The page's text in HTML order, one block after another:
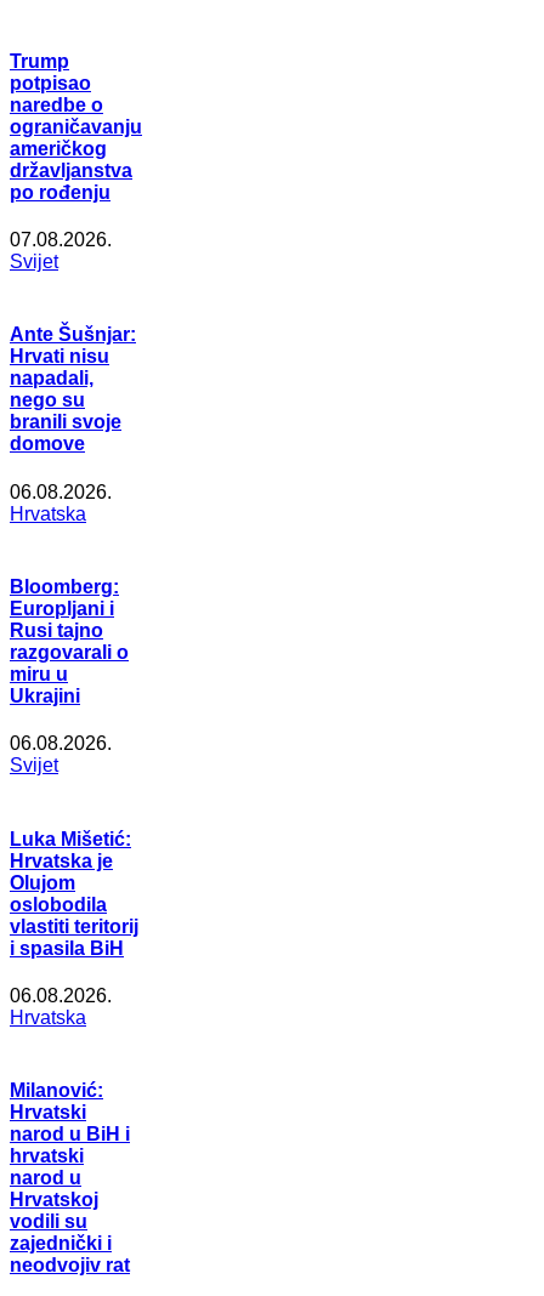
Trump
potpisao
naredbe o
ograničavanju
američkog
državljanstva
po rođenju
07.08.2026.
Svijet
Ante Šušnjar:
Hrvati nisu
napadali,
nego su
branili svoje
domove
06.08.2026.
Hrvatska
Bloomberg:
Europljani i
Rusi tajno
razgovarali o
miru u
Ukrajini
06.08.2026.
Svijet
Luka Mišetić:
Hrvatska je
Olujom
oslobodila
vlastiti teritorij
i spasila BiH
06.08.2026.
Hrvatska
Milanović:
Hrvatski
narod u BiH i
hrvatski
narod u
Hrvatskoj
vodili su
zajednički i
neodvojiv rat